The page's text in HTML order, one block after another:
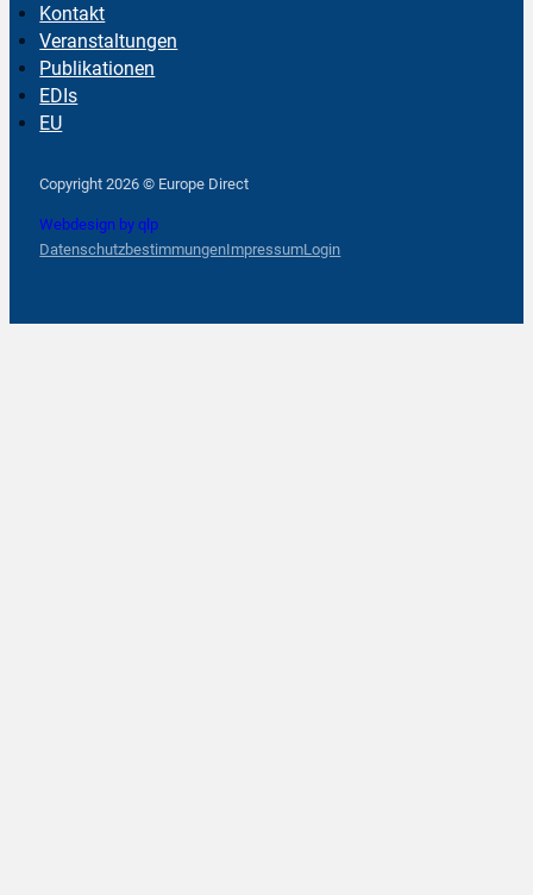
Kontakt
Veranstaltungen
Publikationen
EDIs
EU
Copyright 2026 © Europe Direct
Webdesign by qlp
DatenschutzbestimmungenImpressumLogin